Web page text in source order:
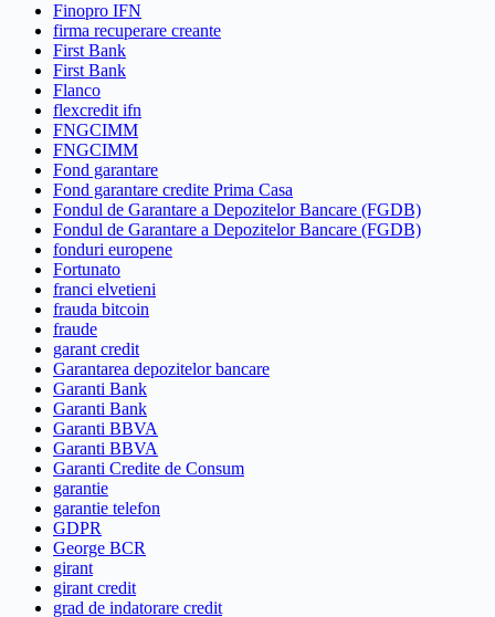
Finopro IFN
firma recuperare creante
First Bank
First Bank
Flanco
flexcredit ifn
FNGCIMM
FNGCIMM
Fond garantare
Fond garantare credite Prima Casa
Fondul de Garantare a Depozitelor Bancare (FGDB)
Fondul de Garantare a Depozitelor Bancare (FGDB)
fonduri europene
Fortunato
franci elvetieni
frauda bitcoin
fraude
garant credit
Garantarea depozitelor bancare
Garanti Bank
Garanti Bank
Garanti BBVA
Garanti BBVA
Garanti Credite de Consum
garantie
garantie telefon
GDPR
George BCR
girant
girant credit
grad de indatorare credit